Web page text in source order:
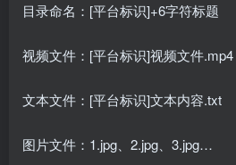
目录命名：[平台标识]+6字符标题
视频文件：[平台标识]视频文件.mp4
文本文件：[平台标识]文本内容.txt
图片文件：1.jpg、2.jpg、3.jpg…